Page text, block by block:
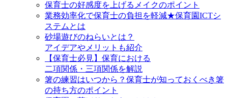
保育士の好感度を上げるメイクのポイント
業務効率化で保育士の負担を軽減★保育園ICTシ
ステムとは
砂場遊びのねらいとは？
アイデアやメリットも紹介
【保育士必見】保育における
二項関係・三項関係を解説
箸の練習はいつから？保育士が知っておくべき箸
の持ち方のポイント